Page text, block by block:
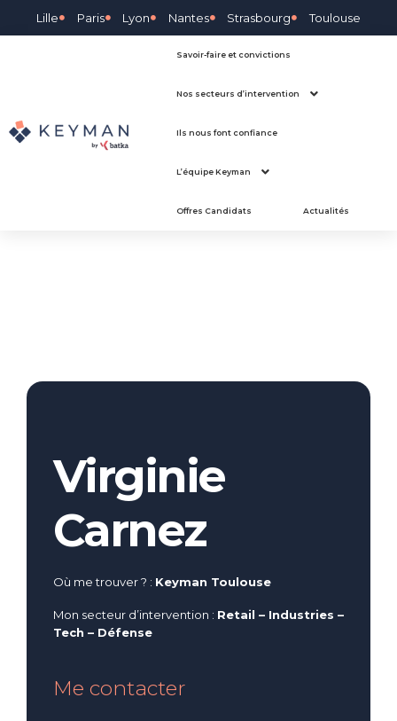
Lille Paris Lyon Nantes Strasbourg Toulouse
Savoir-faire et convictions
Nos secteurs d’intervention
Ils nous font confiance
L’équipe Keyman
Offres Candidats Actualités
Virginie
Carnez
Où me trouver ? : Keyman Toulouse
Mon secteur d’intervention : Retail – Industries –
Tech – Défense
Me contacter